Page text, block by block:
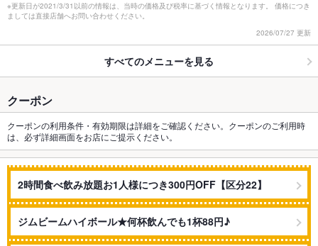
※更新日が2021/3/31以前の情報は、当時の価格及び税率に基づく情報となります。 価格につき
ましては直接店舗へお問い合わせください。
2026/07/27 更新
すべてのメニューを見る
クーポン
クーポンの利用条件・有効期限は詳細をご確認ください。クーポンのご利用時
は、必ず詳細画面をお店にご提示ください。
2時間食べ飲み放題お1人様につき300円OFF【区分22】
ジムビームハイボール★何杯飲んでも1杯88円♪